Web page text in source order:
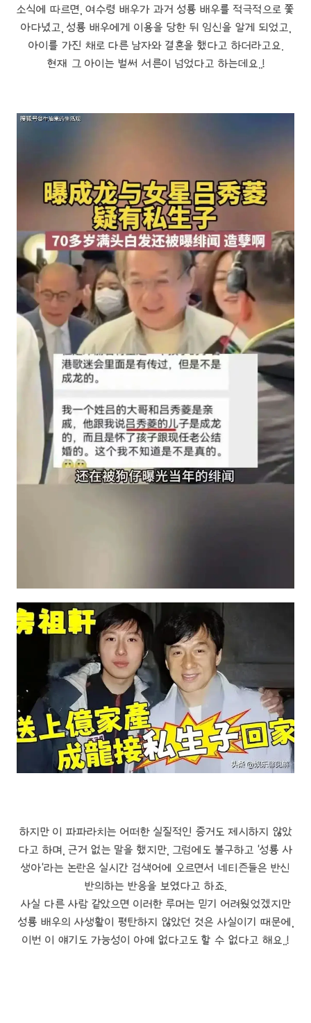
소식에 따르면, 여수령 배우가 과거 성룡 배우를 적극적으로 쫓
아다녔고, 성룡 배우에게 이용을 당한 뒤 임신을 알게 되었고,
아이를 가진 채로 다른 남자와 결혼을 했다고 하더라고요.
현재 그 아이는 벌써 서른이 넘었다고 하는데요..!
하지만 이 파파라치는 어떠한 실질적인 증거도 제시하지 않았
다고 하며, 근거 없는 말을 했지만, 그럼에도 불구하고 '성룡 사
생아'라는 논란은 실시간 검색어에 오르면서 네티즌들은 반신
반의하는 반응을 보였다고 하죠.
사실 다른 사람 같았으면 이러한 루머는 믿기 어려웠었겠지만
성룡 배우의 사생활이 평탄하지 않았던 것은 사실이기 때문에,
이번 이 얘기도 가능성이 아예 없다고도 할 수 없다고 해요..!